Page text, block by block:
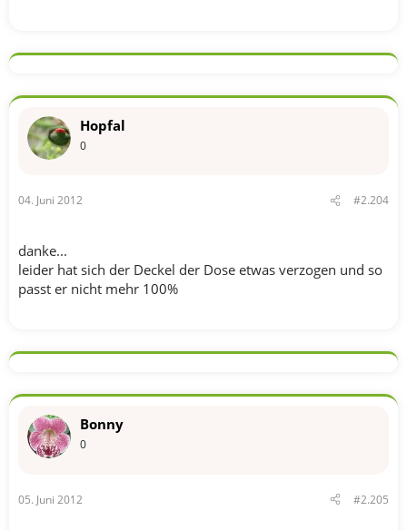
Hopfal
0
04. Juni 2012 #2.204
danke...
leider hat sich der Deckel der Dose etwas verzogen und so
passt er nicht mehr 100%
Bonny
0
05. Juni 2012 #2.205